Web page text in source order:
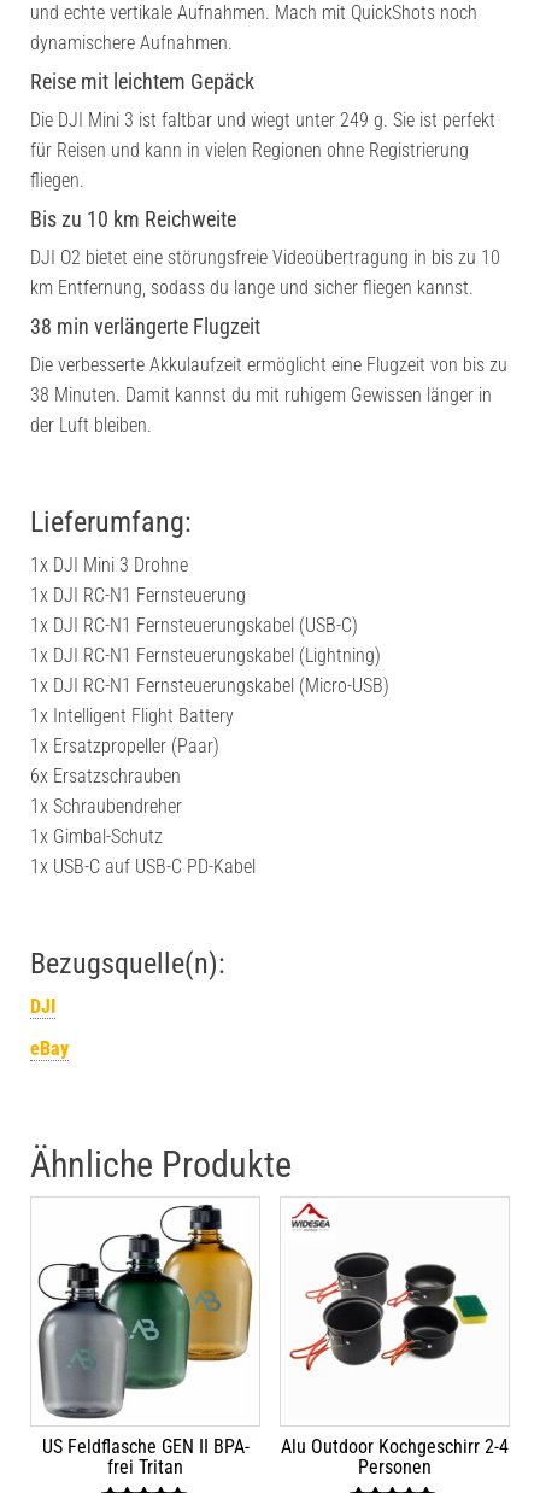
und echte vertikale Aufnahmen. Mach mit QuickShots noch
dynamischere Aufnahmen.
Reise mit leichtem Gepäck
Die DJI Mini 3 ist faltbar und wiegt unter 249 g. Sie ist perfekt
für Reisen und kann in vielen Regionen ohne Registrierung
fliegen.
Bis zu 10 km Reichweite
DJI O2 bietet eine störungsfreie Videoübertragung in bis zu 10
km Entfernung, sodass du lange und sicher fliegen kannst.
38 min verlängerte Flugzeit
Die verbesserte Akkulaufzeit ermöglicht eine Flugzeit von bis zu
38 Minuten. Damit kannst du mit ruhigem Gewissen länger in
der Luft bleiben.
Lieferumfang:
1x DJI Mini 3 Drohne
1x DJI RC-N1 Fernsteuerung
1x DJI RC-N1 Fernsteuerungskabel (USB-C)
1x DJI RC-N1 Fernsteuerungskabel (Lightning)
1x DJI RC-N1 Fernsteuerungskabel (Micro-USB)
1x Intelligent Flight Battery
1x Ersatzpropeller (Paar)
6x Ersatzschrauben
1x Schraubendreher
1x Gimbal-Schutz
1x USB-C auf USB-C PD-Kabel
Bezugsquelle(n):
DJI
eBay
Ähnliche Produkte
US Feldflasche GEN II BPA-
frei Tritan
Alu Outdoor Kochgeschirr 2-4
Personen